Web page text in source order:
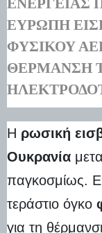
ΕΥΡΏΠΗ
ΦΥΣΙΚΟΎ
ΘΈΡΜΑΝΣΗ
Η ρωσική
Ουκρανία
παγκοσμίως.
τεράστιο όγκο
για τη